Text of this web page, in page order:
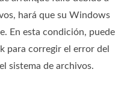
hará que su Windows
En esta condición, puede
para corregir el error del
sistema de archivos.